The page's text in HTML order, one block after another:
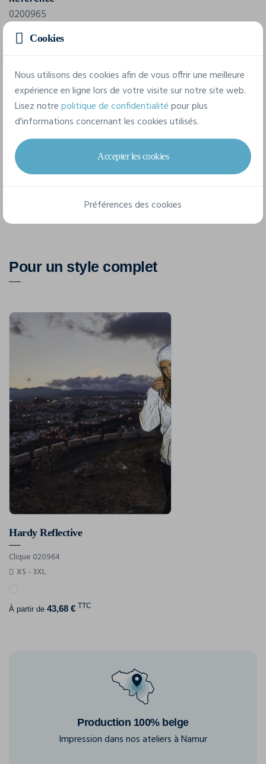
0200965
Composition
100% Polyester
6 tailles disponibles
36/S
34/XS
Pour un style complet
Hardy Reflective
Clique 020964
XS - 3XL
À partir de 43,68 € TTC
Production 100% belge
Impression dans nos ateliers à Namur
Cookies
Nous utilisons des cookies afin de vous offrir une meilleure
expérience en ligne lors de votre visite sur notre site web.
Lisez notrepolitique de confidentialitépour plus
d'informations concernant les cookies utilisés.
Accepter les cookies
Préférences des cookies